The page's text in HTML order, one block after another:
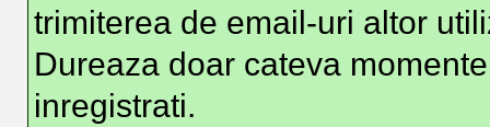
trimiterea de email-uri altor
Dureaza doar cateva
inregistrati.